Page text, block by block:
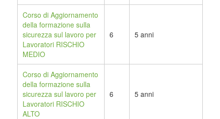
Corso di Aggiornamento
della formazione sulla
sicurezza sul lavoro per
Lavoratori RISCHIO
MEDIO
6 5 anni
Corso di Aggiornamento
della formazione sulla
sicurezza sul lavoro per
Lavoratori RISCHIO
ALTO
6 5 anni